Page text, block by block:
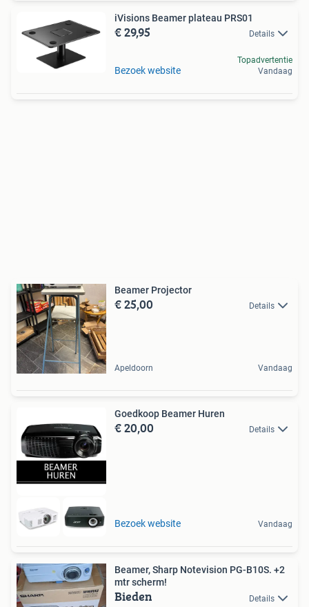
iVisions Beamer plateau PRS01
€ 29,95 Details
Bezoek website
Topadvertentie
Vandaag
Beamer Projector
€ 25,00 Details
Apeldoorn Vandaag
Goedkoop Beamer Huren
€ 20,00 Details
Bezoek website Vandaag
Beamer, Sharp Notevision PG-B10S. +2
mtr scherm!
Bieden Details